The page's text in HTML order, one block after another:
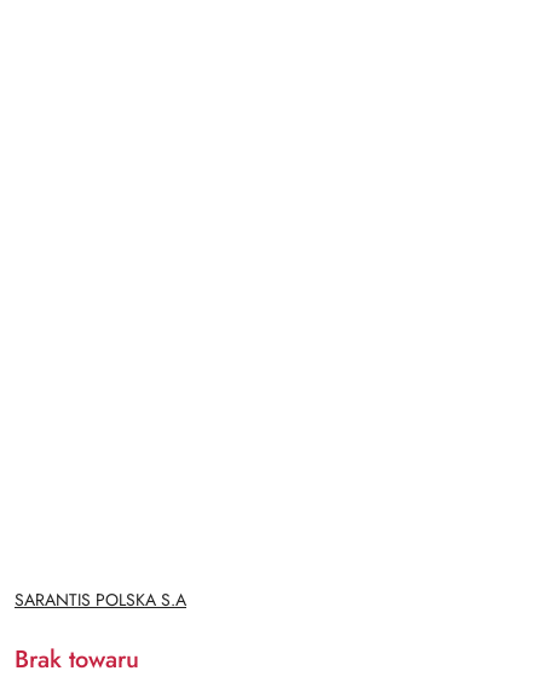
NAZWA
PRODUCENTA:
SARANTIS POLSKA S.A
Brak towaru